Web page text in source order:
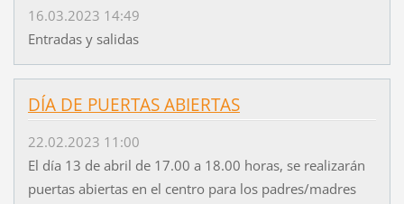
16.03.2023 14:49
Entradas y salidas
DÍA DE PUERTAS ABIERTAS
22.02.2023 11:00
El día 13 de abril de 17.00 a 18.00 horas, se realizarán
puertas abiertas en el centro para los padres/madres